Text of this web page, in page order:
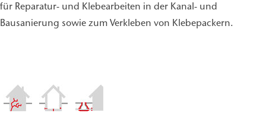
für Reparatur- und Klebearbeiten in der Kanal- und
Bausanierung sowie zum Verkleben von Klebepackern.